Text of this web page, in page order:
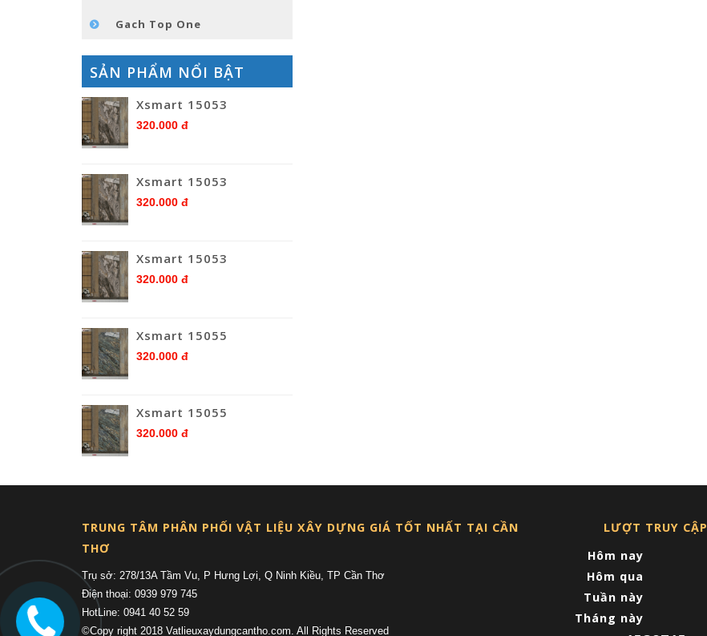
Gach Top One
SẢN PHẨM NỔI BẬT
Xsmart 15053
320.000 đ
Xsmart 15053
320.000 đ
Xsmart 15053
320.000 đ
Xsmart 15055
320.000 đ
Xsmart 15055
320.000 đ
TRUNG TÂM PHÂN PHỐI VẬT LIỆU XÂY DỰNG GIÁ TỐT NHẤT TẠI CẦN
THƠ
Trụ sở: 278/13A Tầm Vu, P Hưng Lợi, Q Ninh Kiều, TP Cần Thơ
Điện thoại: 0939 979 745
HotLine: 0941 40 52 59
©Copy right 2018 Vatlieuxaydungcantho.com. All Rights Reserved
LƯỢT TRUY CẬP
Hôm nay
Hôm qua
Tuần này
Tháng này